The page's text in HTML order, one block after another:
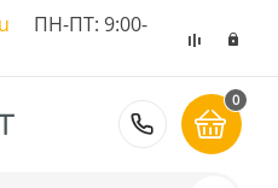
ПН-ПТ: 9:00-
8 (495)
0